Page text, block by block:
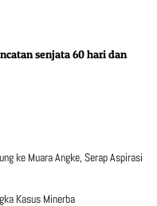
senjata 60 hari dan
ke Muara Angke, Serap Aspirasi
Kasus Minerba